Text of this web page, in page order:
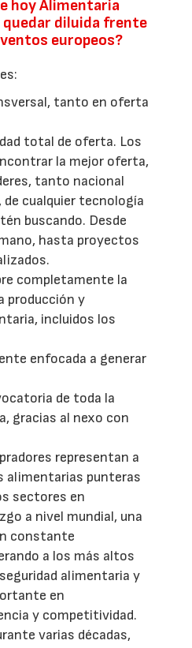
hoy Alimentaria
quedar diluida frente
europeos?
tanto en oferta
total de oferta. Los
la mejor oferta,
tanto nacional
cualquier tecnología
buscando. Desde
hasta proyectos
completamente la
producción y
incluidos los
enfocada a generar
de toda la
gracias al nexo con
representan a
alimentarias punteras
sectores en
a nivel mundial, una
constante
a los más altos
alimentaria y
en
y competitividad.
varias décadas,